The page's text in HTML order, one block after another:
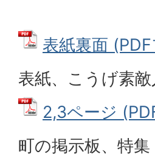
表紙裏面
表紙、こうげ素敵
2,3ページ
町の掲示板、特集